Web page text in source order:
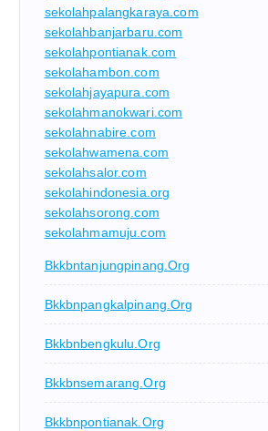
sekolahpalangkaraya.com
sekolahbanjarbaru.com
sekolahpontianak.com
sekolahambon.com
sekolahjayapura.com
sekolahmanokwari.com
sekolahnabire.com
sekolahwamena.com
sekolahsalor.com
sekolahindonesia.org
sekolahsorong.com
sekolahmamuju.com
Bkkbntanjungpinang.org
Bkkbnpangkalpinang.org
Bkkbnbengkulu.org
Bkkbnsemarang.org
Bkkbnpontianak.org